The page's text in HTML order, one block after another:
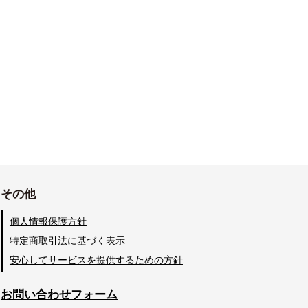
その他
個人情報保護方針
特定商取引法に基づく表示
安心してサービスを提供するための方針
お問い合わせフォーム